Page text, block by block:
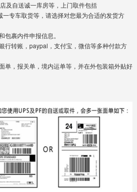
及自送诚一库房等，上门取件包括
专车取货等，请选择对您最为合适的发货方
裹内件申报信息。
行转账，paypal，支付宝，微信等多种付款方
单，报关单，境内运单等，并在外包装箱外贴好